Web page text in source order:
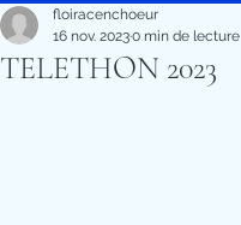
TELETHON 2023
floiracenchoeur
16 nov. 20230 min de lecture